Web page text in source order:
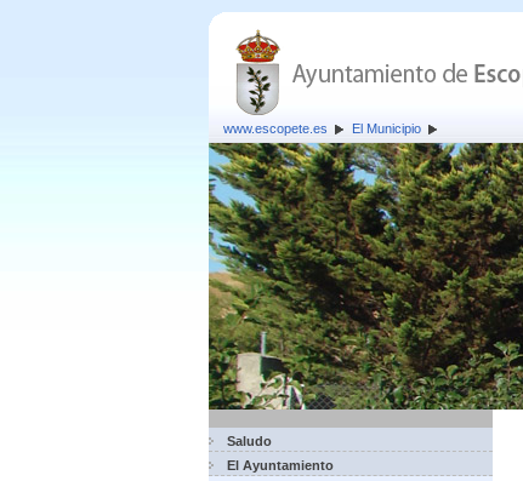
www.escopete.es El Municipio
Saludo
El Ayuntamiento